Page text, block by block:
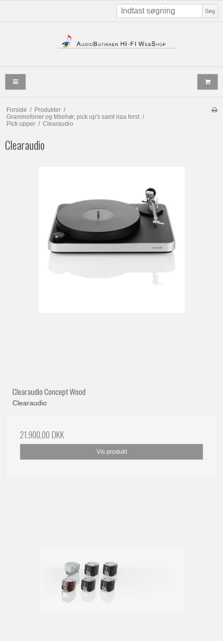
Søg
Forside / Produkter /
Grammofoner og tilbehør, pick up's samt riaa forst /
Pick upper / Clearaudio
Clearaudio
Clearaudio Concept Wood
Clearaudio
21.900,00 DKK
Vis produkt